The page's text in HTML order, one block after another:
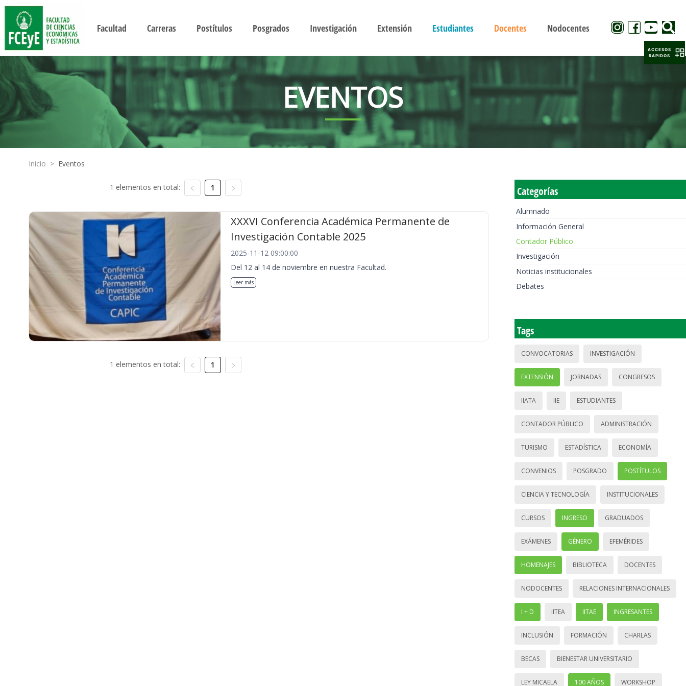
Facultad Carreras Postítulos Posgrados Investigación Extensión Estudiantes Docentes Nodocentes
EVENTOS
Inicio > Eventos
1 elementos en total: 1
XXXVI Conferencia Académica Permanente de
Investigación Contable 2025
2025-11-12 09:00:00
Del 12 al 14 de noviembre en nuestra Facultad.
Leer más
1 elementos en total: 1
Categorías
Alumnado
Información General
Contador Público
Investigación
Noticias institucionales
Debates
Tags
CONVOCATORIAS INVESTIGACIÓN
EXTENSIÓN JORNADAS CONGRESOS
IIATA IIE ESTUDIANTES
CONTADOR PÚBLICO ADMINISTRACIÓN
TURISMO ESTADÍSTICA ECONOMÍA
CONVENIOS POSGRADO POSTÍTULOS
CIENCIA Y TECNOLOGÍA INSTITUCIONALES
CURSOS INGRESO GRADUADOS
EXÁMENES GÉNERO EFEMÉRIDES
HOMENAJES BIBLIOTECA DOCENTES
NODOCENTES RELACIONES INTERNACIONALES
I + D IITEA IITAE INGRESANTES
INCLUSIÓN FORMACIÓN CHARLAS
BECAS BIENESTAR UNIVERSITARIO
LEY MICAELA 100 AÑOS WORKSHOP
ACCESOS
RAPIDOS